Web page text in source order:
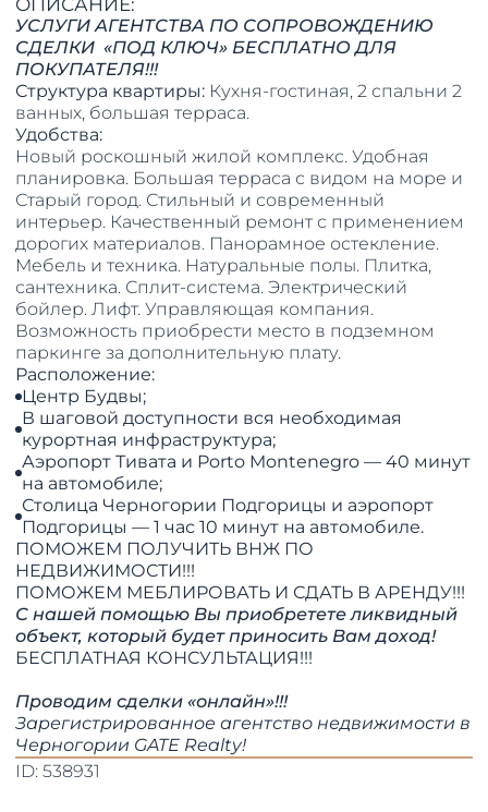
ОПИСАНИЕ:
УСЛУГИ АГЕНТСТВА ПО СОПРОВОЖДЕНИЮ
СДЕЛКИ «ПОД КЛЮЧ» БЕСПЛАТНО ДЛЯ
ПОКУПАТЕЛЯ!!!
Структура квартиры: Кухня-гостиная, 2 спальни 2
ванных, большая терраса.
Удобства:
Новый роскошный жилой комплекс. Удобная
планировка. Большая терраса с видом на море и
Старый город. Стильный и современный
интерьер. Качественный ремонт с применением
дорогих материалов. Панорамное остекление.
Мебель и техника. Натуральные полы. Плитка,
сантехника. Сплит-система. Электрический
бойлер. Лифт. Управляющая компания.
Возможность приобрести место в подземном
паркинге за дополнительную плату.
Расположение:
Центр Будвы;
В шаговой доступности вся необходимая
курортная инфраструктура;
Аэропорт Тивата и Porto Montenegro — 40 минут
на автомобиле;
Столица Черногории Подгорицы и аэропорт
Подгорицы — 1 час 10 минут на автомобиле.
ПОМОЖЕМ ПОЛУЧИТЬ ВНЖ ПО
НЕДВИЖИМОСТИ!!!
​​​​​​​ПОМОЖЕМ МЕБЛИРОВАТЬ И СДАТЬ В АРЕНДУ!!!
С нашей помощью Вы приобретете ликвидный
объект, который будет приносить Вам доход!
БЕСПЛАТНАЯ КОНСУЛЬТАЦИЯ!!!
Проводим сделки «онлайн»!!!
Зарегистрированное агентство недвижимости в
Черногории GATE Realty!
ID: 538931